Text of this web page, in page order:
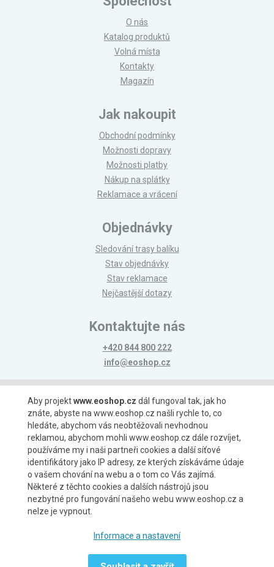
O nás
Katalog produktů
Volná místa
Kontakty
Magazín
Jak nakoupit
Obchodní podmínky
Možnosti dopravy
Možnosti platby
Nákup na splátky
Reklamace a vrácení
Objednávky
Sledování trasy balíku
Stav objednávky
Stav reklamace
Nejčastější dotazy
Kontaktujte nás
+420 844 800 222
info@eoshop.cz
Možnosti platby
Možnosti dopravy
Aby projektwww.eoshop.cz dál fungoval tak, jak ho
znáte, abyste na www.eoshop.cz našli rychle to, co
hledáte, abychom vás neobtěžovali nevhodnou
reklamou, abychom mohli www.eoshop.cz dále rozvíjet,
používáme my i naši partneři cookies a další síťové
identifikátory jako IP adresy, ze kterých získáváme údaje
o vašem chování na webu a o tom co Vás zajímá.
Některé z těchto cookies a dalších nástrojů jsou
nezbytné pro fungování našeho webu www.eoshop.cz a
nelze je vypnout.
Informace a nastavení